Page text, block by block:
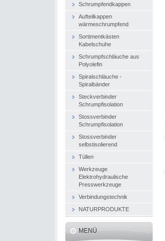
Schrumpfendkappen
Aufteilkappen
wärmeschrumpfend
Sortimentkästen
Kabelschuhe
Schrumpfschläuche aus
Polyolefin
Spiralschläuche -
Spiralbänder
Steckverbinder
Schrumpfisolation
Stossverbinder
Schrumpfisolation
Stossverbinder
selbstisolierend
Tüllen
Werkzeuge
Elektrohydraulische
Presswerkzeuge
Verbindungstechnik
NATURPRODUKTE
MENÜ